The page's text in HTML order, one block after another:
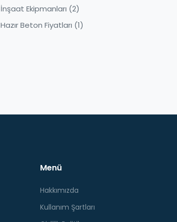
İnşaat Ekipmanları (2)
Hazır Beton Fiyatları (1)
Menü
Hakkımızda
Kullanım Şartları